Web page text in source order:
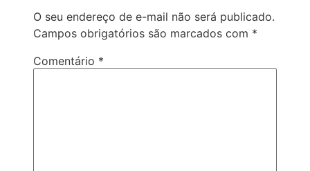
O seu endereço de e-mail não será publicado.
Campos obrigatórios são marcados com *
Comentário *